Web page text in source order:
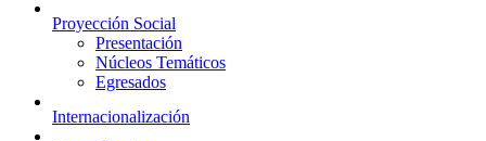
Proyección Social
Presentación
Núcleos Temáticos
Egresados
Internacionalización